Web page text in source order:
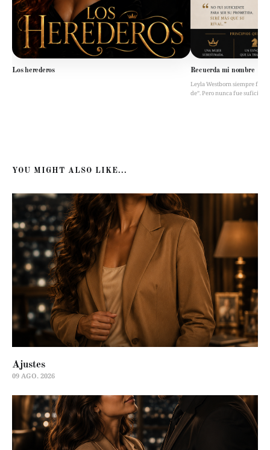
Los herederos Recuerda mi nombre
Leyla Westborn siempre fue
de”. Pero nunca fue
YOU MIGHT ALSO LIKE...
Ajustes
09 AGO. 2026